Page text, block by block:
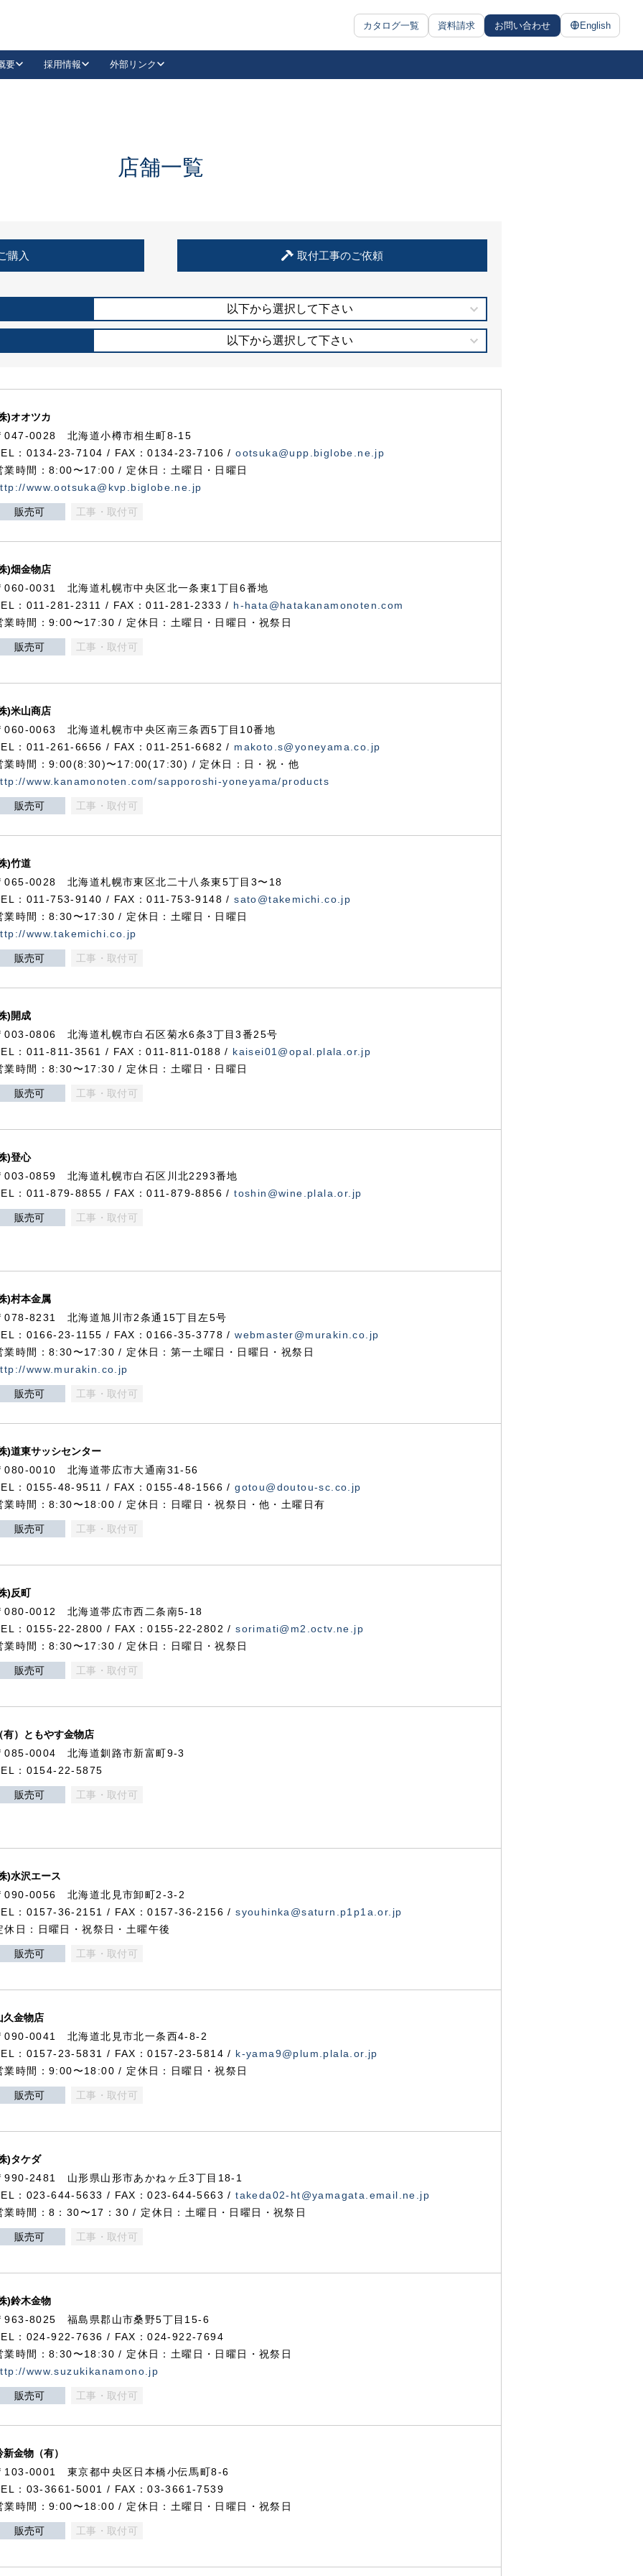
カタログ一覧 資料請求 お問い合わせ English
抗ウイルス・抗菌製品
要 採用情報 外部リンク
LinkedIn
住宅使用部材標準化推進協議会
店舗一覧
購入 取付工事のご依頼
以下から選択して下さい
以下から選択して下さい
)オオツカ
047-0028 北海道小樽市相生町8-15
：0134-23-7104 / FAX：0134-23-7106 /ootsuka@upp.biglobe.ne.jp
業時間：8:00〜17:00 / 定休日：土曜日・日曜日
www.ootsuka@kvp.biglobe.ne.jp
販売可 工事・取付可
)畑金物店
060-0031 北海道札幌市中央区北一条東1丁目6番地
：011-281-2311 / FAX：011-281-2333 / h-hata@hatakanamonoten.com
業時間：9:00〜17:30 / 定休日：土曜日・日曜日・祝祭日
販売可 工事・取付可
)米山商店
060-0063 北海道札幌市中央区南三条西5丁目10番地
：011-261-6656 / FAX：011-251-6682 / makoto.s@yoneyama.co.jp
業時間：9:00(8:30)〜17:00(17:30) / 定休日：日・祝・他
www.kanamonoten.com/sapporoshi-yoneyama/products
販売可 工事・取付可
)竹道
065-0028 北海道札幌市東区北二十八条東5丁目3〜18
：011-753-9140 / FAX：011-753-9148 /sato@takemichi.co.jp
業時間：8:30〜17:30 / 定休日：土曜日・日曜日
www.takemichi.co.jp
販売可 工事・取付可
)開成
003-0806 北海道札幌市白石区菊水6条3丁目3番25号
：011-811-3561 / FAX：011-811-0188 / kaisei01@opal.plala.or.jp
業時間：8:30〜17:30 / 定休日：土曜日・日曜日
販売可 工事・取付可
)登心
003-0859 北海道札幌市白石区川北2293番地
：011-879-8855 / FAX：011-879-8856 /toshin@wine.plala.or.jp
販売可 工事・取付可
)村本金属
078-8231 北海道旭川市2条通15丁目左5号
：0166-23-1155 / FAX：0166-35-3778 /webmaster@murakin.co.jp
業時間：8:30〜17:30 / 定休日：第一土曜日・日曜日・祝祭日
www.murakin.co.jp
販売可 工事・取付可
)道東サッシセンター
080-0010 北海道帯広市大通南31-56
：0155-48-9511 / FAX：0155-48-1566 /gotou@doutou-sc.co.jp
業時間：8:30〜18:00 / 定休日：日曜日・祝祭日・他・土曜日有
販売可 工事・取付可
)反町
080-0012 北海道帯広市西二条南5-18
：0155-22-2800 / FAX：0155-22-2802 /sorimati@m2.octv.ne.jp
業時間：8:30〜17:30 / 定休日：日曜日・祝祭日
販売可 工事・取付可
有）ともやす金物店
085-0004 北海道釧路市新富町9-3
：0154-22-5875
販売可 工事・取付可
)水沢エース
090-0056 北海道北見市卸町2-3-2
：0157-36-2151 / FAX：0157-36-2156 /syouhinka@saturn.p1p1a.or.jp
休日：日曜日・祝祭日・土曜午後
販売可 工事・取付可
久金物店
090-0041 北海道北見市北一条西4-8-2
：0157-23-5831 / FAX：0157-23-5814 / k-yama9@plum.plala.or.jp
業時間：9:00〜18:00 / 定休日：日曜日・祝祭日
販売可 工事・取付可
)タケダ
990-2481 山形県山形市あかねヶ丘3丁目18-1
：023-644-5633 / FAX：023-644-5663 /takeda02-ht@yamagata.email.ne.jp
業時間：8：30〜17：30 / 定休日：土曜日・日曜日・祝祭日
販売可 工事・取付可
)鈴木金物
963-8025 福島県郡山市桑野5丁目15-6
：024-922-7636 / FAX：024-922-7694
業時間：8:30〜18:30 / 定休日：土曜日・日曜日・祝祭日
www.suzukikanamono.jp
販売可 工事・取付可
新金物（有）
103-0001 東京都中央区日本橋小伝馬町8-6
：03-3661-5001 / FAX：03-3661-7539
業時間：9:00〜18:00 / 定休日：土曜日・日曜日・祝祭日
販売可 工事・取付可